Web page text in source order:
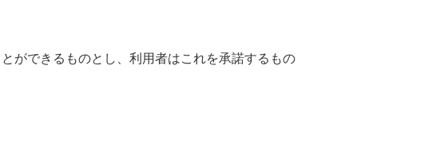
ができるものとし、利用者はこれを承諾するもの